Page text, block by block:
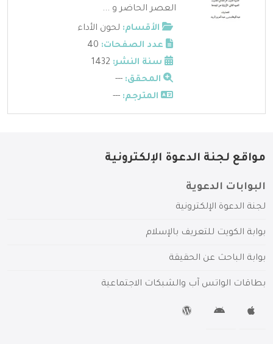
العصر الحاضر و ...
الأقسام: لحون الأداء
عدد الصفحات:
سنة النشر:
المحقق: ---
المترجم: ---
مواقع لجنة الدعوة الإلكترونية
البوابات الدعوية
لجنة الدعوة الإلكترونية
بوابة الكويت للتعريف بالإسلام
بوابة الباحث عن الحقيقة
بطاقات الواتس آب والشبكات الاجتماعية